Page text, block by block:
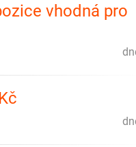
vhodná pro